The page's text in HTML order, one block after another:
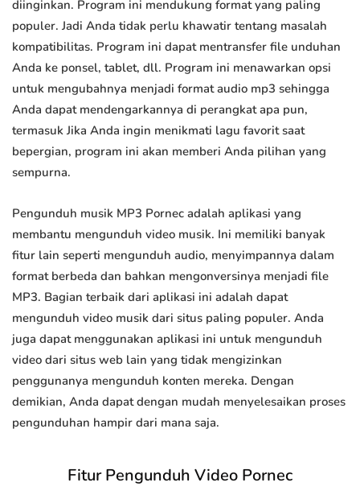
diinginkan. Program ini mendukung format yang paling
populer. Jadi Anda tidak perlu khawatir tentang masalah
kompatibilitas. Program ini dapat mentransfer file unduhan
Anda ke ponsel, tablet, dll. Program ini menawarkan opsi
untuk mengubahnya menjadi format audio mp3 sehingga
Anda dapat mendengarkannya di perangkat apa pun,
termasuk Jika Anda ingin menikmati lagu favorit saat
bepergian, program ini akan memberi Anda pilihan yang
sempurna.
Pengunduh musik MP3 Pornec adalah aplikasi yang
membantu mengunduh video musik. Ini memiliki banyak
fitur lain seperti mengunduh audio, menyimpannya dalam
format berbeda dan bahkan mengonversinya menjadi file
MP3. Bagian terbaik dari aplikasi ini adalah dapat
mengunduh video musik dari situs paling populer. Anda
juga dapat menggunakan aplikasi ini untuk mengunduh
video dari situs web lain yang tidak mengizinkan
penggunanya mengunduh konten mereka. Dengan
demikian, Anda dapat dengan mudah menyelesaikan proses
pengunduhan hampir dari mana saja.
Fitur Pengunduh Video Pornec